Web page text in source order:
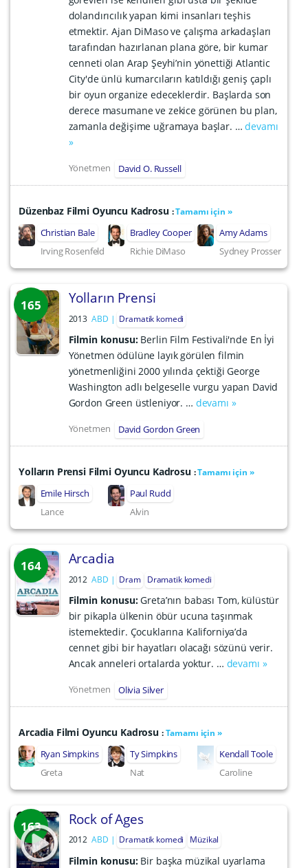
dolandırıcılık yapan kimi insanları teşhis
etmektir. Ajan DiMaso ve çalışma arkadaşları
tarafından hazırlanan plana göre, bir kumar
cenneti olan Arap Şeyhi’nin yönettiği Atlantic
City'de ünlü kumarcıların katıldığı geniş çaplı
bir oyun organize edeceklerdir. Başlarda son
derece masumane ve zekice görünen bu plan,
zamanla değişime uğramaya başlar. …devamı
»
Yönetmen David O. Russell
Düzenbaz Filmi Oyuncu Kadrosu :Tamamı için »
Christian Bale
Irving Rosenfeld
Bradley Cooper
Richie DiMaso
Amy Adams
Sydney Prosser
165 Yolların Prensi
2013 ABD Dramatik komedi
Filmin konusu: Berlin Film Festivali'nde En İyi
Yönetmen ödülüne layık görülen filmin
yönetmenliğini 2000 yılında çektiği George
Washington adlı belgeselle vurgu yapan David
Gordon Green üstleniyor. … devamı »
Yönetmen David Gordon Green
Yolların Prensi Filmi Oyuncu Kadrosu :Tamamı için »
Emile Hirsch
Lance
Paul Rudd
Alvin
164 Arcadia
2012 ABD Dram Dramatik komedi
Filmin konusu:Greta’nın babası Tom, külüstür
bir pikapla ülkenin öbür ucuna taşınmak
istemektedir. Çocuklarına Kaliforniya’da
cennet gibi bir hayatları olacağı sözünü verir.
Ancak anneleri ortalarda yoktur. … devamı »
Yönetmen Olivia Silver
Arcadia Filmi Oyuncu Kadrosu :Tamamı için »
Ryan Simpkins
Greta
Ty Simpkins
Nat
Kendall Toole
Caroline
163 Rock of Ages
2012 ABD Dramatik komedi Müzikal
Filmin konusu: Bir başka müzikal uyarlama